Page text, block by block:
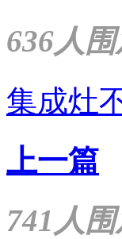
636人
集成灶
上一篇
741人